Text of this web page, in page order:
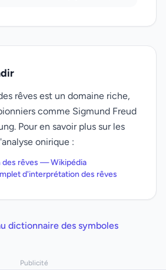
rêves est un domaine riche,
comme Sigmund Freud
Pour en savoir plus sur les
onirique :
des rêves — Wikipédia
d'interprétation des rêves
dictionnaire des symboles
Publicité